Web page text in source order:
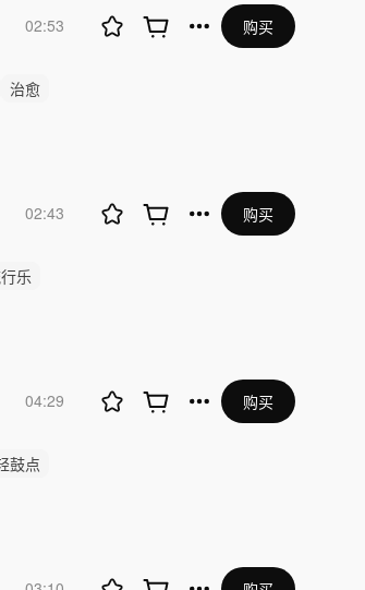
02:53
治愈
购买
02:43
乐
购买
04:29
鼓点
购买